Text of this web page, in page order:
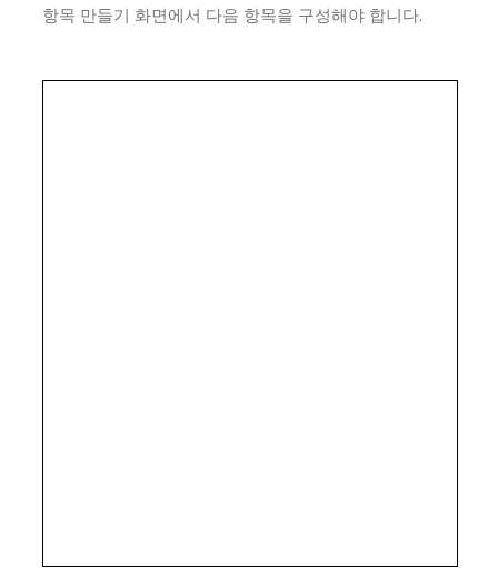
항목 만들기 화면에서 다음 항목을 구성해야 합니다.